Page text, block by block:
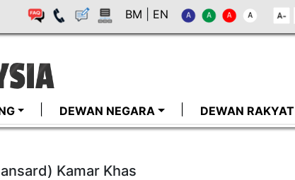
BM EN
DEWAN NEGARA DEWAN RAKYAT
Kamar Khas